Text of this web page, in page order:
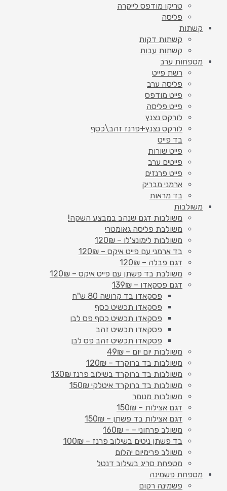
טריקו מודפס לייקרה
פליסה
קשתות
קשתות דקות
קשתות עבות
מטפחות ערב
רשת פייט
פליסה ערב
פייט מודפס
פייט פליסה
לורקס נצנץ
לורקס נצנץ+פרנז זהב\כסף
בד פייט
פייט שורות
פייטים ערב
פייט פרנזים
ארמני מבריק
בד מראות
משולבות
משולבות דגם שנהב במבצע השקה!
משולבת פליסה גאומטרי
משולבות לימונצ'לו – 120₪
בד ארמני עם פייט איקס – 120₪
דגם פבלה – 120₪
משולבת בד פשתן עם פייט איקס – 120₪
דגם פסקאדו – 139₪
פסקאדו בד קרושה 80 ש"ח
פסקאדו תכשיט כסף
פסקאדו תכשיט כסף פס לבן
פסקאדו תכשיט זהב
פסקאדו תכשיט זהב פס לבן
משולבות יום יום – 49₪
משולבות בד ברוקרד – 120₪
משולבות בד ברוקרד בשילוב פרנז 130₪
משולבות בד ברוקרד איטלקי 150₪
משולבות מנומר
דגם אצילות – 150₪
דגם אצילות בד פשתן – 150₪
משולב פרחוני – – 160₪
בד פשתן ניטים בשילוב פרנז – 100₪
משולב פרימיום יהלום
מטפחת סריג בשילוב דנטל
מטפחת פשמינה
פשמינה רקום